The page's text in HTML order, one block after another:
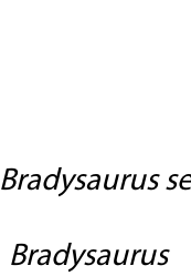
Bradysaurus
Bradysaurus